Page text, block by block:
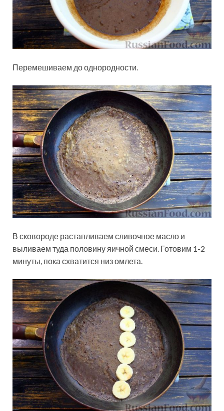
Перемешиваем до однородности.
В сковороде растапливаем сливочное масло и
выливаем туда половину яичной смеси. Готовим 1-2
минуты, пока схватится низ омлета.